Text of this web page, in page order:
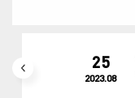
25
2023.08